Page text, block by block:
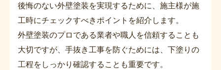
後悔のない外壁塗装を実現するために、施主様が施
工時にチェックすべきポイントを紹介します。
外壁塗装のプロである業者や職人を信頼することも
大切ですが、手抜き工事を防ぐためには、下塗りの
工程をしっかり確認することも重要です。